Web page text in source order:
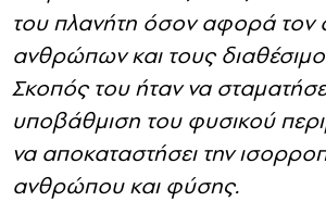
Το Ίδρυμα Διατήρησης
νεομαλθουσιανές ιδέες
του πλανήτη όσον αφορά τον
ανθρώπων και τους
Σκοπός του ήταν να
υποβάθμιση του φυσικού